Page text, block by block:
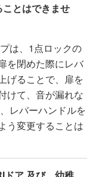
とはできませ
は、1点ロックの
を閉めた際にレバ
げることで、扉を
けて、音が漏れな
レバーハンドルを
う変更することは